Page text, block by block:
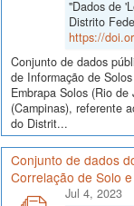
"Dados de
Distrito
https://
Conjunto de dados
de Informação de
Embrapa Solos (Rio
(Campinas), referente
do Distrit...
Conjunto de dados
Correlação de Solo
Jul 4, 2023